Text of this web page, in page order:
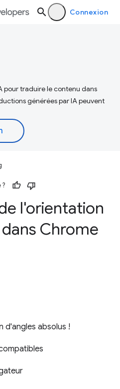
Connexion
pour traduire le contenu dans
générées par IA peuvent
l'orientation
Chrome
d'angles absolus !